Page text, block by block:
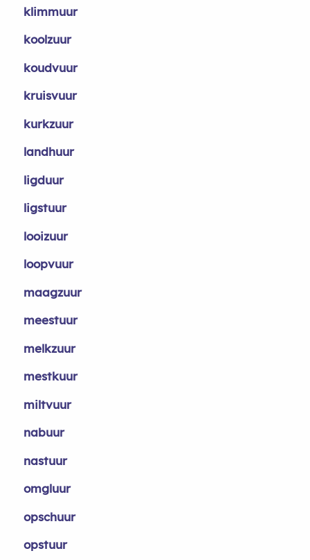
klimmuur
koolzuur
koudvuur
kruisvuur
kurkzuur
landhuur
ligduur
ligstuur
looizuur
loopvuur
maagzuur
meestuur
melkzuur
mestkuur
miltvuur
nabuur
nastuur
omgluur
opschuur
opstuur